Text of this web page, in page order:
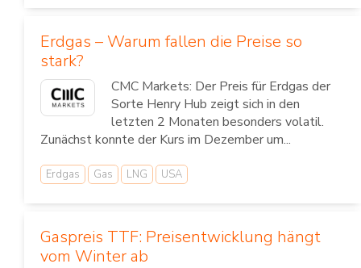
Erdgas – Warum fallen die Preise so
stark?
CMC Markets: Der Preis für Erdgas der
Sorte Henry Hub zeigt sich in den
letzten 2 Monaten besonders volatil.
Zunächst konnte der Kurs im Dezember um...
Erdgas Gas LNG USA
Gaspreis TTF: Preisentwicklung hängt
vom Winter ab